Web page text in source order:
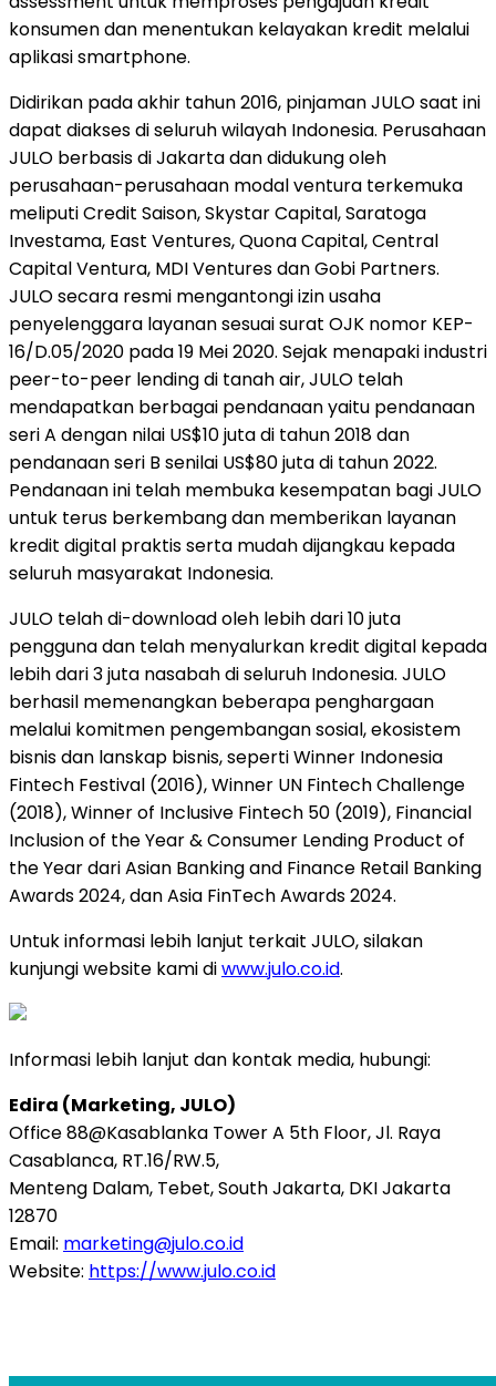
konsumen dan menentukan kelayakan kredit melalui
aplikasi smartphone.
Didirikan pada akhir tahun 2016, pinjaman JULO saat ini
dapat diakses di seluruh wilayah Indonesia. Perusahaan
JULO berbasis di Jakarta dan didukung oleh
perusahaan-perusahaan modal ventura terkemuka
meliputi Credit Saison, Skystar Capital, Saratoga
Investama, East Ventures, Quona Capital, Central
Capital Ventura, MDI Ventures dan Gobi Partners.
JULO secara resmi mengantongi izin usaha
penyelenggara layanan sesuai surat OJK nomor KEP-
16/D.05/2020 pada 19 Mei 2020. Sejak menapaki industri
peer-to-peer lending di tanah air, JULO telah
mendapatkan berbagai pendanaan yaitu pendanaan
seri A dengan nilai US$10 juta di tahun 2018 dan
pendanaan seri B senilai US$80 juta di tahun 2022.
Pendanaan ini telah membuka kesempatan bagi JULO
untuk terus berkembang dan memberikan layanan
kredit digital praktis serta mudah dijangkau kepada
seluruh masyarakat Indonesia.
JULO telah di-download oleh lebih dari 10 juta
pengguna dan telah menyalurkan kredit digital kepada
lebih dari 3 juta nasabah di seluruh Indonesia. JULO
berhasil memenangkan beberapa penghargaan
melalui komitmen pengembangan sosial, ekosistem
bisnis dan lanskap bisnis, seperti Winner Indonesia
Fintech Festival (2016), Winner UN Fintech Challenge
(2018), Winner of Inclusive Fintech 50 (2019), Financial
Inclusion of the Year & Consumer Lending Product of
the Year dari Asian Banking and Finance Retail Banking
Awards 2024, dan Asia FinTech Awards 2024.
Untuk informasi lebih lanjut terkait JULO, silakan
kunjungi website kami diwww.julo.co.id.
Informasi lebih lanjut dan kontak media, hubungi:
Edira (Marketing, JULO)
Office 88@Kasablanka Tower A 5th Floor, Jl. Raya
Casablanca, RT.16/RW.5,
Menteng Dalam, Tebet, South Jakarta, DKI Jakarta
12870
Email: marketing@julo.co.id
Website: https://www.julo.co.id